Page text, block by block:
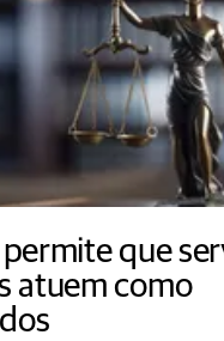
que
atuem como